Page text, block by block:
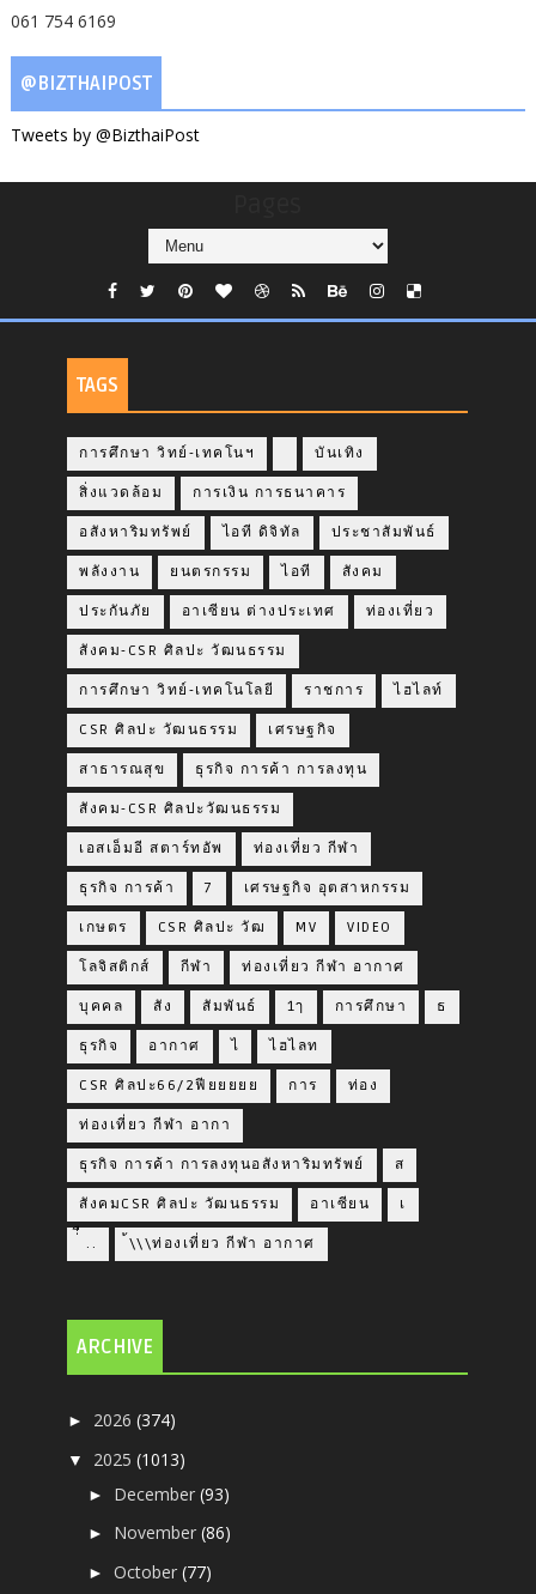
061 754 6169
@BIZTHAIPOST
Tweets by @BizthaiPost
TAGS
การศึกษา วิทย์-เทคโนฯ บันเทิง
สิ่งแวดล้อม การเงิน การธนาคาร
อสังหาริมทรัพย์ ไอที ดิจิทัล ประชาสัมพันธ์
พลังงาน ยนตรกรรม ไอที สังคม
ประกันภัย อาเซียน ต่างประเทศ ท่องเที่ยว
สังคม-CSR ศิลปะ วัฒนธรรม
การศึกษา วิทย์-เทคโนโลยี ราชการ ไฮไลท์
CSR ศิลปะ วัฒนธรรม เศรษฐกิจ
สาธารณสุข ธุรกิจ การค้า การลงทุน
สังคม-CSR ศิลปะวัฒนธรรม
เอสเอ็มอี สตาร์ทอัพ ท่องเที่ยว กีฬา
ธุรกิจ การค้า 7 เศรษฐกิจ อุตสาหกรรม
เกษตร CSR ศิลปะ วัฒ MV VIDEO
โลจิสติกส์ กีฬา ท่องเที่ยว กีฬา อากาศ
บุคคล สัง สัมพันธ์ 1ๅ การศึกษา ธ
ธุรกิจ อากาศ ไ ไฮไลท
CSR ศิลปะ66/2ฟียยยยย การ ท่อง
ท่องเที่ยว กีฬา อากา
ธุรกิจ การค้า การลงทุนอสังหาริมทรัพย์ ส
สังคมCSR ศิลปะ วัฒนธรรม อาเซียน เ
่่ื​ .. ้\\\ท่องเที่ยว กีฬา อากาศ
ARCHIVE
► 2026(374)
▼ 2025(1013)
► December(93)
► November(86)
►October(77)